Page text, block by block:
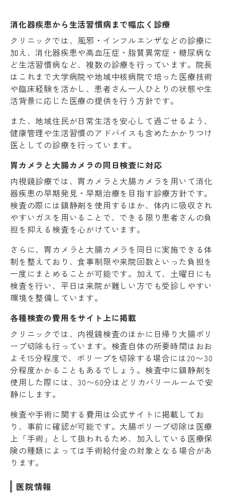
消化器疾患から生活習慣病まで幅広く診療
クリニックでは、風邪・インフルエンザなどの診療に
加え、消化器疾患や高血圧症・脂質異常症・糖尿病な
ど生活習慣病など、複数の診療を行っています。院長
はこれまで大学病院や地域中核病院で培った医療技術
や臨床経験を活かし、患者さん一人ひとりの状態や生
活背景に応じた医療の提供を行う方針です。
また、地域住民が日常生活を安心して過ごせるよう、
健康管理や生活習慣のアドバイスも含めたかかりつけ
医としての診療を行っています。
胃カメラと大腸カメラの同日検査に対応
内視鏡診療では、胃カメラと大腸カメラを用いて消化
器疾患の早期発見・早期治療を目指す診療方針です。
検査の際には鎮静剤を使用するほか、体内に吸収され
やすいガスを用いることで、できる限り患者さんの負
担を抑える検査を心がけています。
さらに、胃カメラと大腸カメラを同日に実施できる体
制を整えており、食事制限や来院回数といった負担を
一度にまとめることが可能です。加えて、土曜日にも
検査を行い、平日は来院が難しい方でも受診しやすい
環境を整備しています。
各種検査の費用をサイト上に掲載
クリニックでは、内視鏡検査のほかに日帰り大腸ポリ
ープ切除も行っています。検査自体の所要時間はおお
よそ15分程度で、ポリープを切除する場合には20〜30
分程度かかることもあるでしょう。検査中に鎮静剤を
使用した際には、30〜60分ほどリカバリールームで安
静にします。
検査や手術に関する費用は公式サイトに掲載してお
り、事前に確認が可能です。大腸ポリープ切除は医療
上「手術」として扱われるため、加入している医療保
険の種類によっては手術給付金の対象となる場合があ
ります。
医院情報